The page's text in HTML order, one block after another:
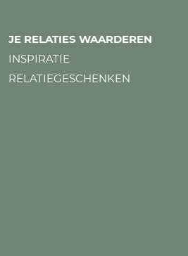
JE RELATIES WAARDEREN
INSPIRATIE
RELATIEGESCHENKEN